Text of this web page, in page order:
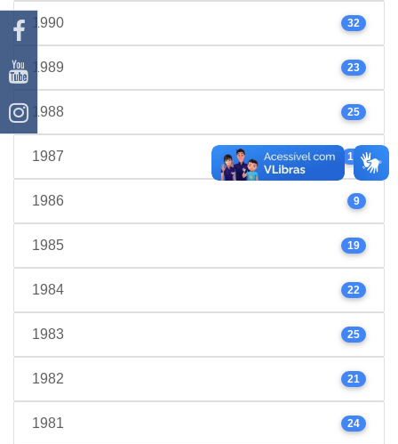
1990 32
1989 23
1988 25
1987 17
1986 9
1985 19
1984 22
1983 25
1982 21
1981 24